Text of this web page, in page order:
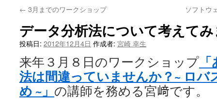
ン
ツ
へ
ス
キ
← 3月までのワークショップ ソフトウ
データ分析法について考えて
投稿日: 2012年12月4日 作成者: 宮崎 幸生
来年３月８日のワークショップ
法は間違っていませんか？~ ロバ
め ~」 の講師を務める宮﨑です。